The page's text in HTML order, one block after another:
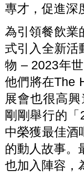
專才，促進深
為引領餐飲業
式引入全新活
物 – 2023年
他們將在The
展會也很高
剛剛舉行的
中榮獲最佳酒
的動人故事。
也加入陣容，